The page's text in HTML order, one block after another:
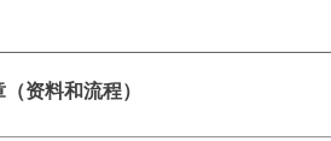
资料和流程）